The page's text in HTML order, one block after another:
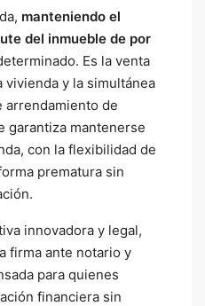
manteniendo el
del inmueble de por
Es la venta
y la simultánea
arrendamiento de
garantiza mantenerse
con la flexibilidad de
prematura sin
innovadora y legal,
firma ante notario y
para quienes
financiera sin